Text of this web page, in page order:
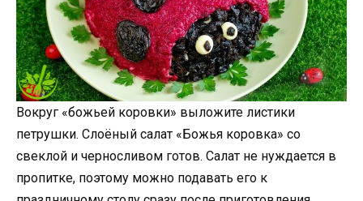
Вокруг «божьей коровки» выложите листики
петрушки. Слоёный салат «Божья коровка» со
свеклой и черносливом готов. Салат не нуждается в
пропитке, поэтому можно подавать его к